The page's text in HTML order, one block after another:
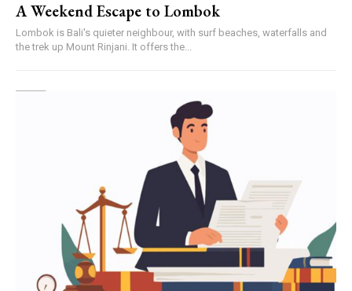
A Weekend Escape to Lombok
Lombok is Bali's quieter neighbour, with surf beaches, waterfalls and
the trek up Mount Rinjani. It offers the...